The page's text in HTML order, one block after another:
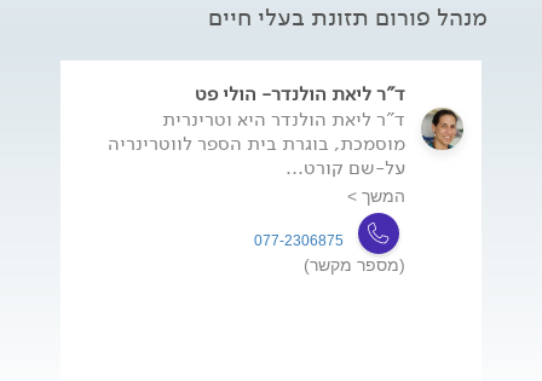
מנהל פורום תזונת בעלי חיים
ד"ר ליאת הולנדר- הולי פט
ד"ר ליאת הולנדר היא וטרינרית
מוסמכת, בוגרת בית הספר לווטרינריה
על-שם קורט...
המשך >
077-2306875
(מספר מקשר)